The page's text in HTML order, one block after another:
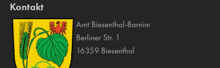
Kontakt
Amt Biesenthal-Barnim
Berliner Str. 1
16359 Biesenthal